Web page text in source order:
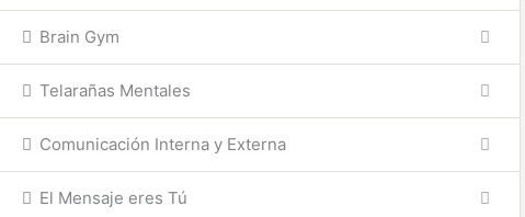
Brain Gym
Telarañas Mentales
Comunicación Interna y Externa
El Mensaje eres Tú